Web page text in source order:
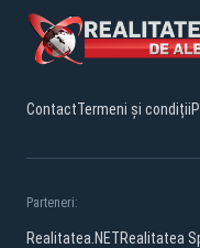
ContactTermeni și condiții
Parteneri:
Realitatea.NETRealitatea